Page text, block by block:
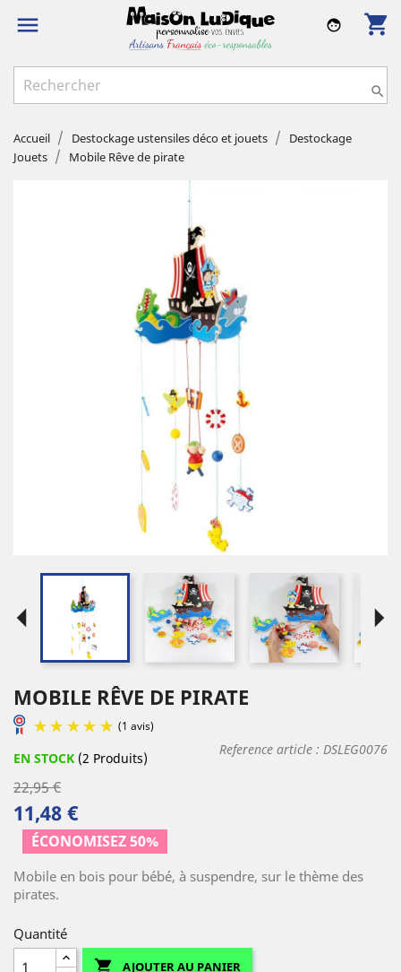
 shopping_cart
face

Accueil Destockage ustensiles déco et jouets
Destockage
Jouets
Mobile Rêve de pirate
arrow_left arrow_right
MOBILE RÊVE DE PIRATE
(1 avis)
EN STOCK (2 Produits)
Reference article : DSLEG0076
22,95 €
11,48 €
ÉCONOMISEZ 50%
Mobile en bois pour bébé, à suspendre, sur le thème des
pirates.
Quantité
 AJOUTER AU PANIER